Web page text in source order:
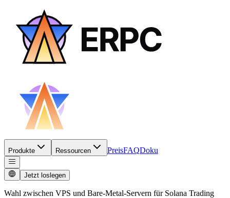
Produkte Ressourcen PreisFAQDoku
Jetzt loslegen
Wahl zwischen VPS und Bare-Metal-Servern für Solana Trading